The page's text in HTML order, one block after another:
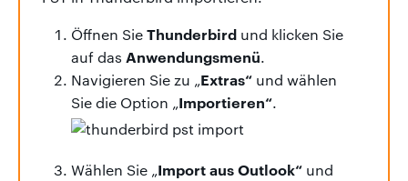
Öffnen SieThunderbird und klicken Sie
auf das Anwendungsmenü.
Navigieren Sie zu „Extras“ und wählen
Sie die Option „Importieren“.
Wählen Sie „Import aus Outlook“ und